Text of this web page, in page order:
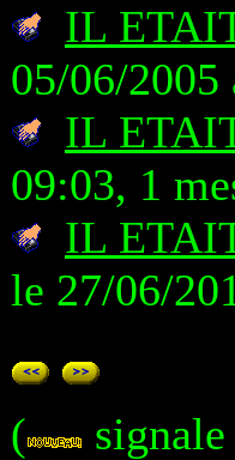
IL
05/06/2005
IL
09:03, 1
IL
le 27/06/
(